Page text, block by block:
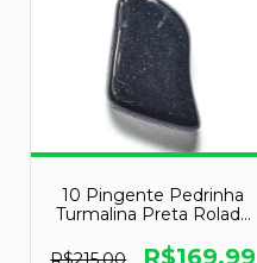
10 Pingente Pedrinha
Turmalina Preta Rolado
950 Atacado
R$169,99